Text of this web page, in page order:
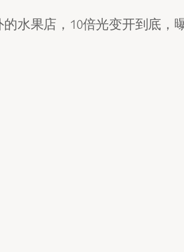
水果店，10倍光变开到底